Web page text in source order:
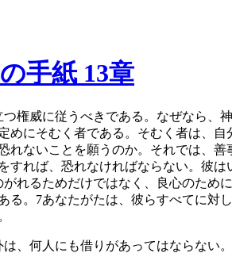
手紙 13章
権威に従うべきである。なぜなら、
めにそむく者である。そむく者は、自
れないことを願うのか。それでは、
すれば、恐れなければならない。彼
れるためだけではなく、良心のため
る。 7あなたがたは、彼らすべてに対
、何人にも借りがあってはならない